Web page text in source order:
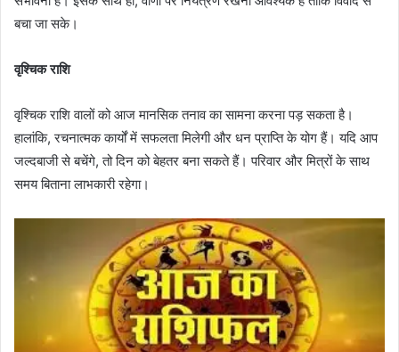
बचा जा सके।
वृश्चिक राशि
वृश्चिक राशि वालों को आज मानसिक तनाव का सामना करना पड़ सकता है।
हालांकि, रचनात्मक कार्यों में सफलता मिलेगी और धन प्राप्ति के योग हैं। यदि आप
जल्दबाजी से बचेंगे, तो दिन को बेहतर बना सकते हैं। परिवार और मित्रों के साथ
समय बिताना लाभकारी रहेगा।